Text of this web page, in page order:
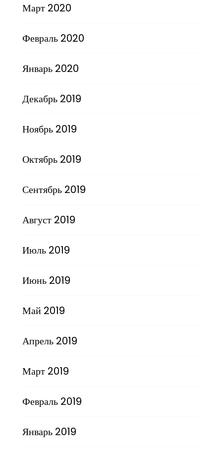
Март 2020
Февраль 2020
Январь 2020
Декабрь 2019
Ноябрь 2019
Октябрь 2019
Сентябрь 2019
Август 2019
Июль 2019
Июнь 2019
Май 2019
Апрель 2019
Март 2019
Февраль 2019
Январь 2019